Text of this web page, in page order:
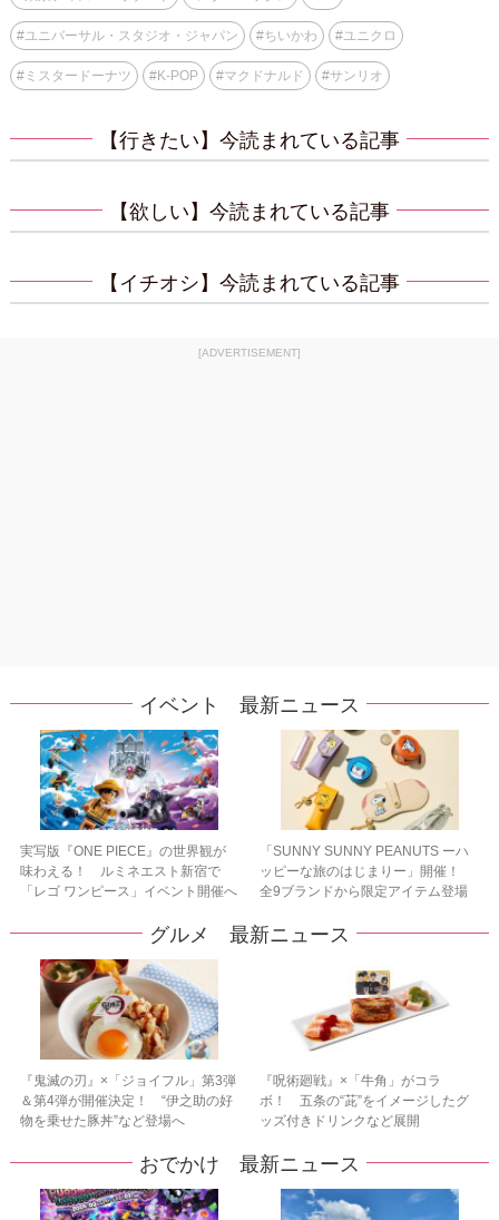
#ユニバーサル・スタジオ・ジャパン #ちいかわ #ユニクロ
#ミスタードーナツ #K-POP #マクドナルド #サンリオ
【行きたい】今読まれている記事
【欲しい】今読まれている記事
【イチオシ】今読まれている記事
[ADVERTISEMENT]
イベント 最新ニュース
実写版『ONE PIECE』の世界観が
味わえる！ ルミネエスト新宿で
「レゴ ワンピース」イベント開催へ
「SUNNY SUNNY PEANUTS ーハ
ッピーな旅のはじまりー」開催！
全9ブランドから限定アイテム登場
グルメ 最新ニュース
『鬼滅の刃』×「ジョイフル」第3弾
＆第4弾が開催決定！ “伊之助の好
物を乗せた豚丼”など登場へ
『呪術廻戦』×「牛角」がコラ
ボ！ 五条の“茈”をイメージしたグ
ッズ付きドリンクなど展開
おでかけ 最新ニュース